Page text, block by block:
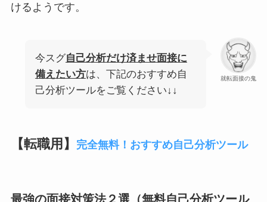
けるようです。
就転面接の鬼
今スグ自己分析だけ済ませ面接に
備えたい方は、下記のおすすめ自
己分析ツールをご覧ください↓↓
【転職用】 完全無料！おすすめ自己分析ツール
最強の面接対策法２選（無料自己分析ツール